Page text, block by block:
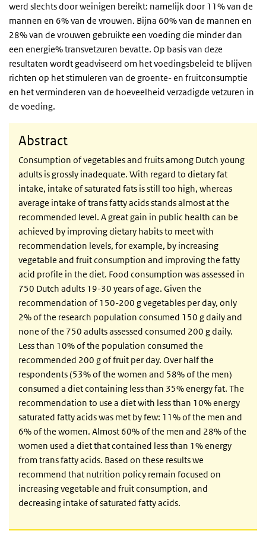
werd slechts door weinigen bereikt: namelijk door 11% van de
mannen en 6% van de vrouwen. Bijna 60% van de mannen en
28% van de vrouwen gebruikte een voeding die minder dan
een energie% transvetzuren bevatte. Op basis van deze
resultaten wordt geadviseerd om het voedingsbeleid te blijven
richten op het stimuleren van de groente- en fruitconsumptie
en het verminderen van de hoeveelheid verzadigde vetzuren in
de voeding.
Abstract
Consumption of vegetables and fruits among Dutch young
adults is grossly inadequate. With regard to dietary fat
intake, intake of saturated fats is still too high, whereas
average intake of trans fatty acids stands almost at the
recommended level. A great gain in public health can be
achieved by improving dietary habits to meet with
recommendation levels, for example, by increasing
vegetable and fruit consumption and improving the fatty
acid profile in the diet. Food consumption was assessed in
750 Dutch adults 19-30 years of age. Given the
recommendation of 150-200 g vegetables per day, only
2% of the research population consumed 150 g daily and
none of the 750 adults assessed consumed 200 g daily.
Less than 10% of the population consumed the
recommended 200 g of fruit per day. Over half the
respondents (53% of the women and 58% of the men)
consumed a diet containing less than 35% energy fat. The
recommendation to use a diet with less than 10% energy
saturated fatty acids was met by few: 11% of the men and
6% of the women. Almost 60% of the men and 28% of the
women used a diet that contained less than 1% energy
from trans fatty acids. Based on these results we
recommend that nutrition policy remain focused on
increasing vegetable and fruit consumption, and
decreasing intake of saturated fatty acids.